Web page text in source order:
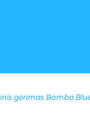
gėrimas Bomba